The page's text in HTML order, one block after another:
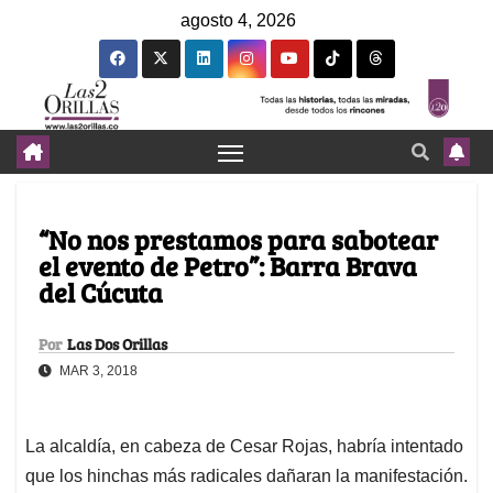
agosto 4, 2026
“No nos prestamos para sabotear
el evento de Petro”: Barra Brava
del Cúcuta
Por Las Dos Orillas
MAR 3, 2018
La alcaldía, en cabeza de Cesar Rojas, habría intentado
que los hinchas más radicales dañaran la manifestación.